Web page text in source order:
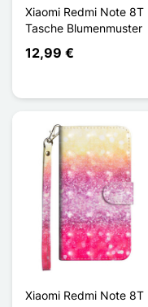
Xiaomi Redmi Note 8T
Tasche Blumenmuster
12,99 €
Xiaomi Redmi Note 8T